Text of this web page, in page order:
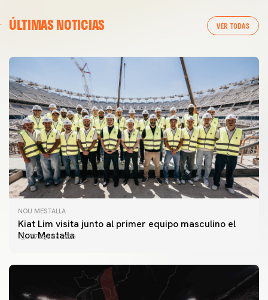
ÚLTIMAS NOTICIAS VER TODAS
NOU MESTALLA
Kiat Lim visita junto al primer equipo masculino el
Nou Mestalla
07 agosto 2026